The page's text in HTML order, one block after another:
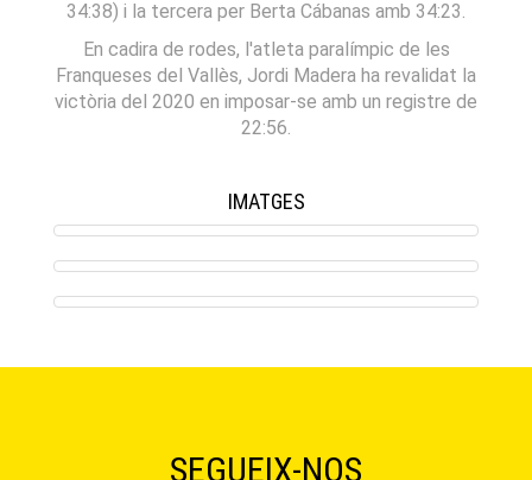
34:38) i la tercera per Berta Cábanas amb 34:23.
En cadira de rodes, l'atleta paralímpic de les
Franqueses del Vallès, Jordi Madera ha revalidat la
victòria del 2020 en imposar-se amb un registre de
22:56.
IMATGES
SEGUEIX-NOS